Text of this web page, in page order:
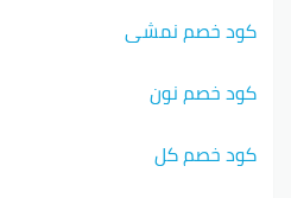
اتش آند إم.
استفد من الخصومات اللي متاحة
الرموز، بعد كذا انسخ الكود
كود خصم نمشي
كود خصم نون
كود خصم كل